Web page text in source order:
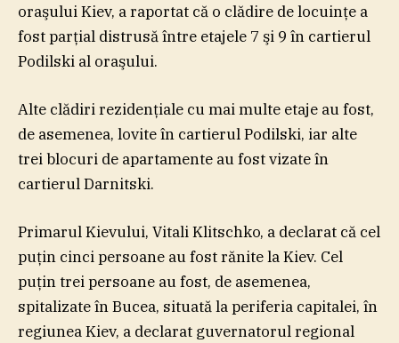
oraşului Kiev, a raportat că o clădire de locuinţe a
fost parţial distrusă între etajele 7 şi 9 în cartierul
Podilski al oraşului.
Alte clădiri rezidenţiale cu mai multe etaje au fost,
de asemenea, lovite în cartierul Podilski, iar alte
trei blocuri de apartamente au fost vizate în
cartierul Darnitski.
Primarul Kievului, Vitali Klitschko, a declarat că cel
puţin cinci persoane au fost rănite la Kiev. Cel
puţin trei persoane au fost, de asemenea,
spitalizate în Bucea, situată la periferia capitalei, în
regiunea Kiev, a declarat guvernatorul regional